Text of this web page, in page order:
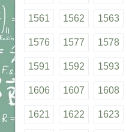
1561 1562 1563
1576 1577 1578
1591 1592 1593
1606 1607 1608
1621 1622 1623